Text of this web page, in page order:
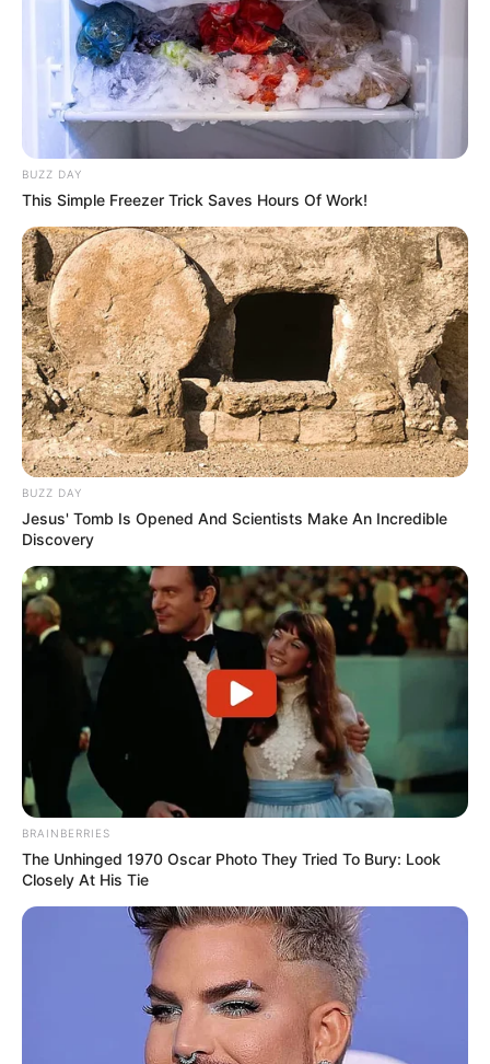
Bademöglichkeiten perE-Mailvorgeschlagen werden.
Diese Seite mit Bademöglichkeiten zeigt die Ergebnisse
Suche nach Freizeit- und Erlebnisbädern in
Deutschland. Desweiteren gibt es noch
Wellnessangebote
für Neuhaus am Rennweg und ganz
Deutschland. Interessant sind sicher auch die
Informationen zu
Deutschlandweit Veranstaltung kostenlos
eintragen:
Wäre es nicht besser, wenn sich die Präsidenten und
Generäle mit Knüppeln gegenseitig erschlagen würden,
statt mit ihren Herdenarmeen so viele andere Menschen
zu ermorden?
weitere Kalauer
Quermania folgen: Impressum & Kontakt
Smartphone Startseite
Suchen:
Auf einigen Seiten dieses Projektes sind Affiliate-
BUZZ DAY
This Simple Freezer Trick Saves Hours Of Work!
BUZZ DAY
Jesus' Tomb Is Opened And Scientists Make An Incredible
Discovery
BRAINBERRIES
The Unhinged 1970 Oscar Photo They Tried To Bury: Look
Closely At His Tie